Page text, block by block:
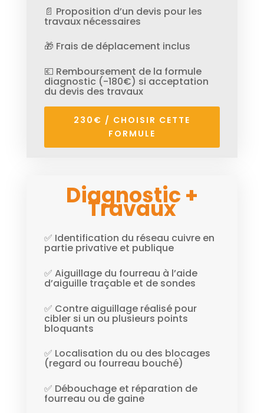
📄 Proposition d’un devis pour les
travaux nécessaires
🎁 Frais de déplacement inclus
💶 Remboursement de la formule
diagnostic (-180€) si acceptation
du devis des travaux
230€ / CHOISIR CETTE
FORMULE
Diagnostic +
Travaux
✅ Identification du réseau cuivre en
partie privative et publique
✅ Aiguillage du fourreau à l’aide
d’aiguille traçable et de sondes
✅ Contre aiguillage réalisé pour
cibler si un ou plusieurs points
bloquants
✅ Localisation du ou des blocages
(regard ou fourreau bouché)
✅ Débouchage et réparation de
fourreau ou de gaine